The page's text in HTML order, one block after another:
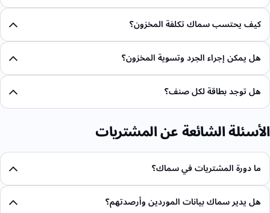
كيف يحتسب سماك تكلفة المخزون؟
هل يمكن إجراء الجرد وتسوية المخزون؟
هل توجد بطاقة لكل صنف؟
الأسئلة الشائعة عن المشتريات
ما دورة المشتريات في سماك؟
هل يدير سماك بيانات الموردين وأرصدتهم؟